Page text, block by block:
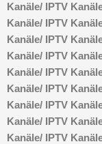
Kanäle/
IPTV
Kanäle/
IPTV
Kanäle/
IPTV
Kanäle/
IPTV
Kanäle/
IPTV
Kanäle/
IPTV
Kanäle/
IPTV
Kanäle/
IPTV
Kanäle/
IPTV